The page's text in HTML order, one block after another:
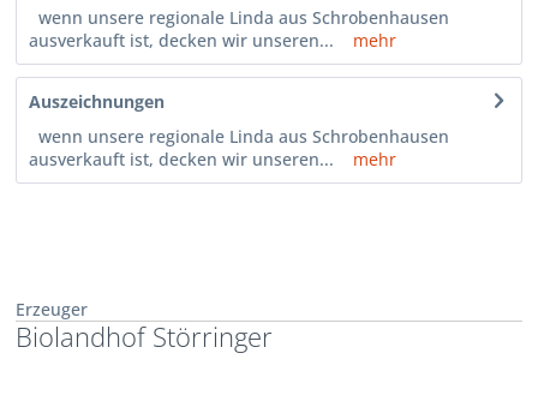
wenn unsere regionale Linda aus Schrobenhausen
ausverkauft ist, decken wir unseren...
mehr
Auszeichnungen
wenn unsere regionale Linda aus Schrobenhausen
ausverkauft ist, decken wir unseren...
mehr
Erzeuger
Biolandhof Störringer